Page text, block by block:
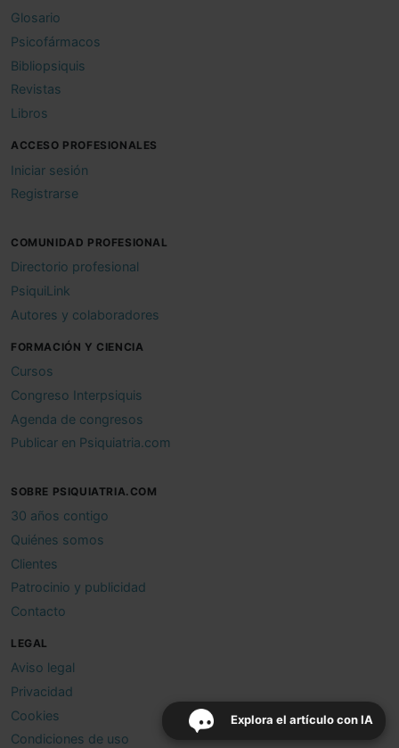
Explora el artículo con IA
Glosario
Psicofármacos
Bibliopsiquis
Revistas
Libros
ACCESO PROFESIONALES
Iniciar sesión
Registrarse
COMUNIDAD PROFESIONAL
Directorio profesional
PsiquiLink
Autores y colaboradores
FORMACIÓN Y CIENCIA
Cursos
Congreso Interpsiquis
Agenda de congresos
Publicar en Psiquiatria.com
SOBRE PSIQUIATRIA.COM
30 años contigo
Quiénes somos
Clientes
Patrocinio y publicidad
Contacto
LEGAL
Aviso legal
Privacidad
Cookies
Condiciones de uso